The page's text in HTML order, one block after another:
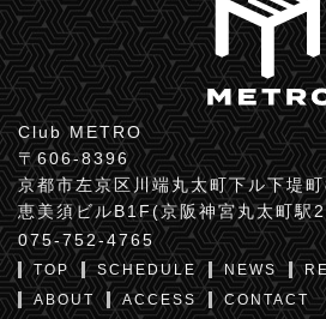
Club METRO
〒606-8396
京都市左京区川端丸太町下ル下堤
恵美須ビルB1F(京阪神宮丸太町駅
075-752-4765
TOP SCHEDULE NEWS
ABOUT
ACCESS CONTACT